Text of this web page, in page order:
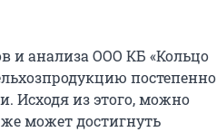
и анализа ООО КБ «Кольцо
постепенно
Исходя из этого, можно
может достигнуть